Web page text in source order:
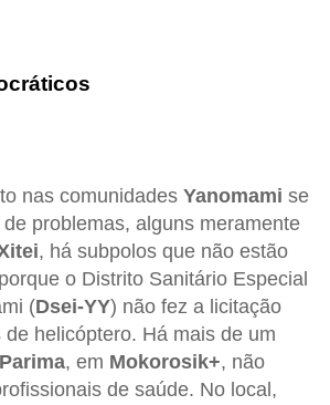
nas comunidades Yanomami se
problemas, alguns meramente
, há subpolos que não estão
o Distrito Sanitário Especial
(Dsei-YY) não fez a licitação
helicóptero. Há mais de um
Parima, em Mokorosik+, não
de saúde. No local,